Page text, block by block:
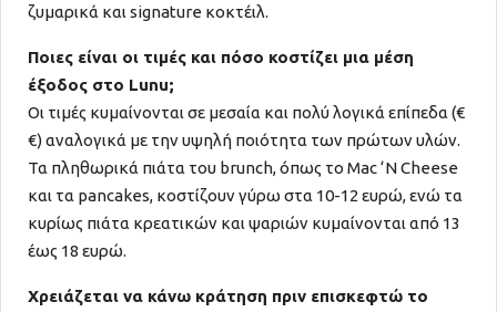
ζυμαρικά και signature κοκτέιλ.
Ποιες είναι οι τιμές και πόσο κοστίζει μια μέση
έξοδος στο Lunu;
Οι τιμές κυμαίνονται σε μεσαία και πολύ λογικά επίπεδα (€
€) αναλογικά με την υψηλή ποιότητα των πρώτων υλών.
Τα πληθωρικά πιάτα του brunch, όπως το Mac ‘N Cheese
και τα pancakes, κοστίζουν γύρω στα 10-12 ευρώ, ενώ τα
κυρίως πιάτα κρεατικών και ψαριών κυμαίνονται από 13
έως 18 ευρώ.
Χρειάζεται να κάνω κράτηση πριν επισκεφτώ το